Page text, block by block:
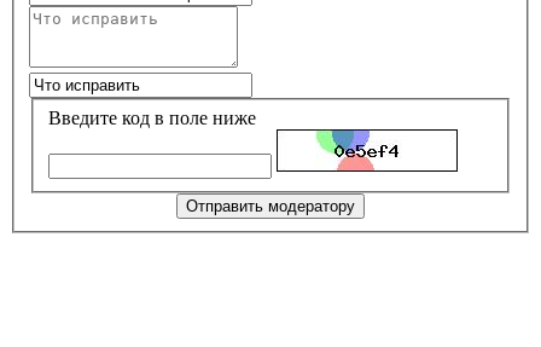
Введите код в поле ниже
Отправить модератору